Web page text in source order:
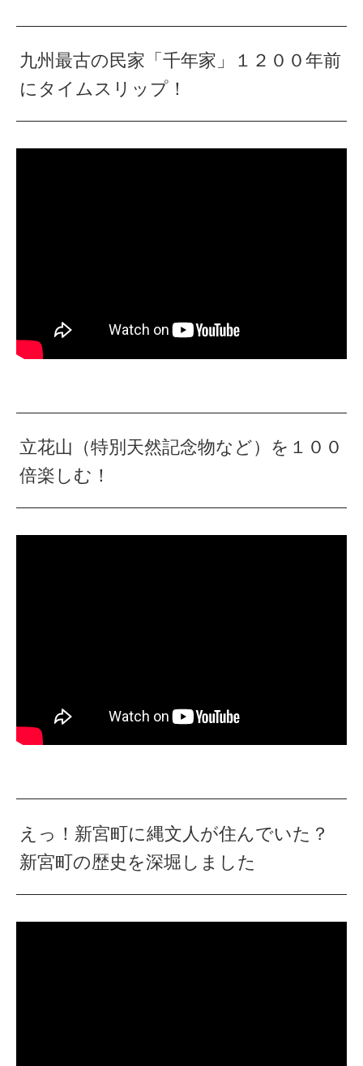
九州最古の民家「千年家」１２００年前
にタイムスリップ！
立花山（特別天然記念物など）を１００
倍楽しむ！
えっ！新宮町に縄文人が住んでいた？
新宮町の歴史を深堀しました